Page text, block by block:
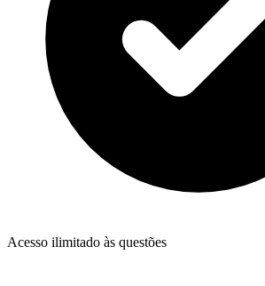
Acesso ilimitado às questões